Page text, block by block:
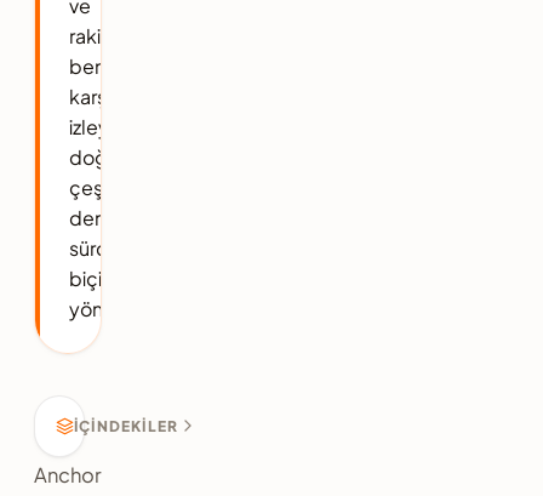
ve
rakip
benchmark
karşılaştırmasıyla
izleyerek
doğal
çeşitlilik
dengesini
sürdürülebilir
biçimde
yönetiyoruz.
İÇINDEKILER
Anchor